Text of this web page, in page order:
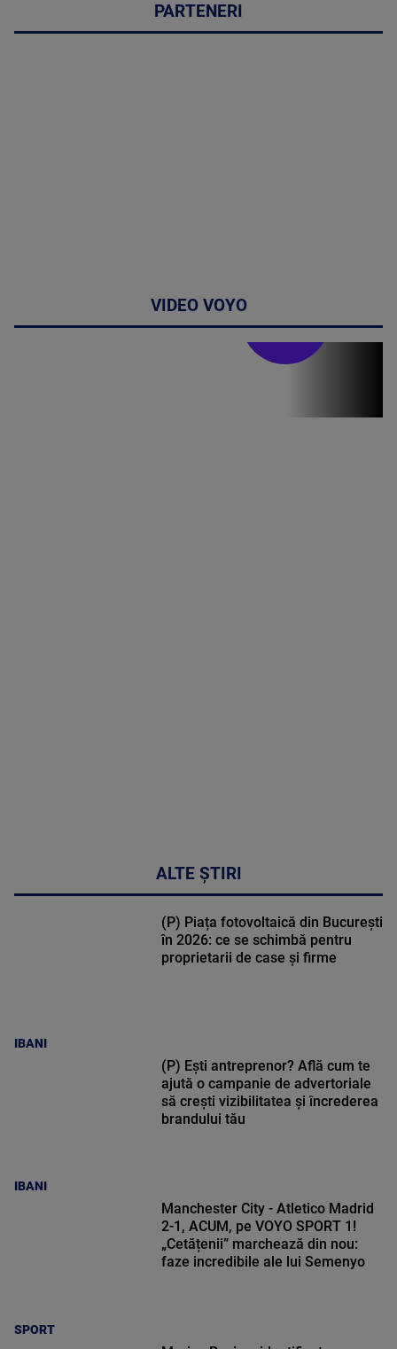
PARTENERI
VIDEO VOYO
Stirile PRO TV
ALTE ȘTIRI
IBANI
(P) Piața fotovoltaică din București
în 2026: ce se schimbă pentru
proprietarii de case și firme
IBANI
(P) Ești antreprenor? Află cum te
ajută o campanie de advertoriale
să crești vizibilitatea și încrederea
brandului tău
SPORT
Manchester City - Atletico Madrid
2-1, ACUM, pe VOYO SPORT 1!
„Cetățenii” marchează din nou:
faze incredibile ale lui Semenyo